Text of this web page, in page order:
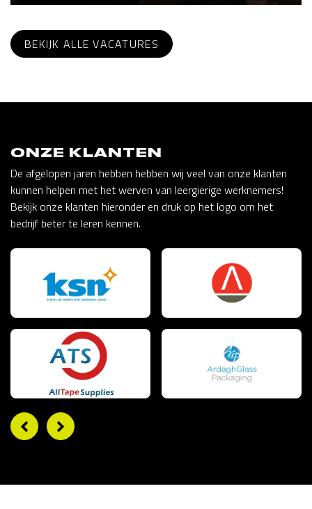
BEKIJK ALLE VACATURES
ONZE KLANTEN
De afgelopen jaren hebben hebben wij veel van onze klanten
kunnen helpen met het werven van leergierige werknemers!
Bekijk onze klanten hieronder en druk op het logo om het
bedrijf beter te leren kennen.